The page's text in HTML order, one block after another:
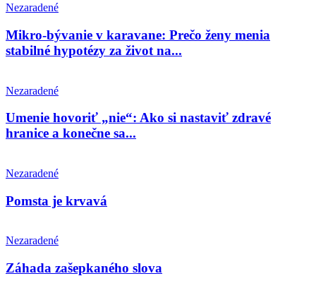
Nezaradené
Mikro-bývanie v karavane: Prečo ženy menia
stabilné hypotézy za život na...
Nezaradené
Umenie hovoriť „nie“: Ako si nastaviť zdravé
hranice a konečne sa...
Nezaradené
Pomsta je krvavá
Nezaradené
Záhada zašepkaného slova